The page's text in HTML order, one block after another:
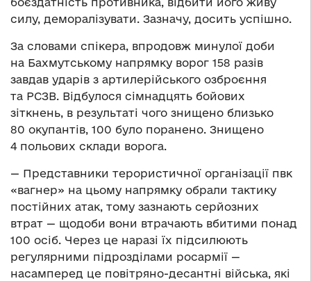
силу, деморалізувати. Зазначу, досить успішно.
За словами спікера, впродовж минулої доби
на Бахмутському напрямку ворог 158 разів
завдав ударів з артилерійського озброєння
та РСЗВ. Відбулося сімнадцять бойових
зіткнень, в результаті чого знищено близько
80 окупантів, 100 було поранено. Знищено
4 польових склади ворога.
— Представники терористичної організації пвк
«вагнер» на цьому напрямку обрали тактику
постійних атак, тому зазнають серйозних
втрат — щодоби вони втрачають вбитими понад
100 осіб. Через це наразі їх підсилюють
регулярними підрозділами росармії —
насамперед це повітряно-десантні війська, які